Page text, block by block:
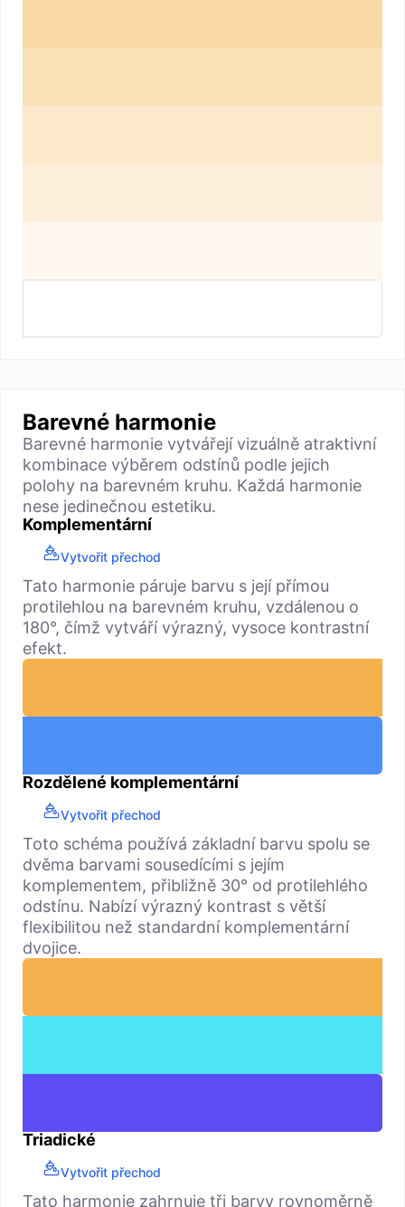
Barevné harmonie
Barevné harmonie vytvářejí vizuálně atraktivní
kombinace výběrem odstínů podle jejich
polohy na barevném kruhu. Každá harmonie
nese jedinečnou estetiku.
Komplementární
Vytvořit přechod
Tato harmonie páruje barvu s její přímou
protilehlou na barevném kruhu, vzdálenou o
180°, čímž vytváří výrazný, vysoce kontrastní
efekt.
Rozdělené komplementární
Vytvořit přechod
Toto schéma používá základní barvu spolu se
dvěma barvami sousedícími s jejím
komplementem, přibližně 30° od protilehlého
odstínu. Nabízí výrazný kontrast s větší
flexibilitou než standardní komplementární
dvojice.
Triadické
Vytvořit přechod
Tato harmonie zahrnuje tři barvy rovnoměrně